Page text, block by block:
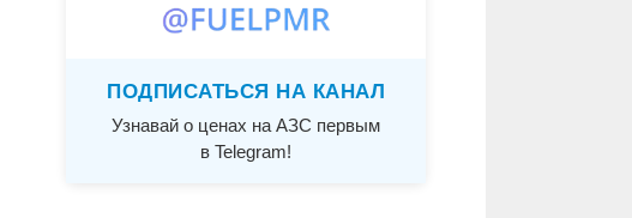
ПОДПИСАТЬСЯ НА КАНАЛ
Узнавай о ценах на АЗС первым
в Telegram!